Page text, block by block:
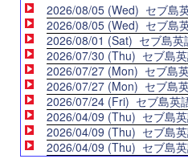
2026/08/05 (Wed) セブ島
2026/08/05 (Wed) セブ島
2026/08/01 (Sat) セブ島英
2026/07/30 (Thu) セブ島
2026/07/27 (Mon) セブ島
2026/07/27 (Mon) セブ島
2026/07/24 (Fri) セブ島英
2026/04/09 (Thu) セブ島
2026/04/09 (Thu) セブ島
2026/04/09 (Thu) セブ島